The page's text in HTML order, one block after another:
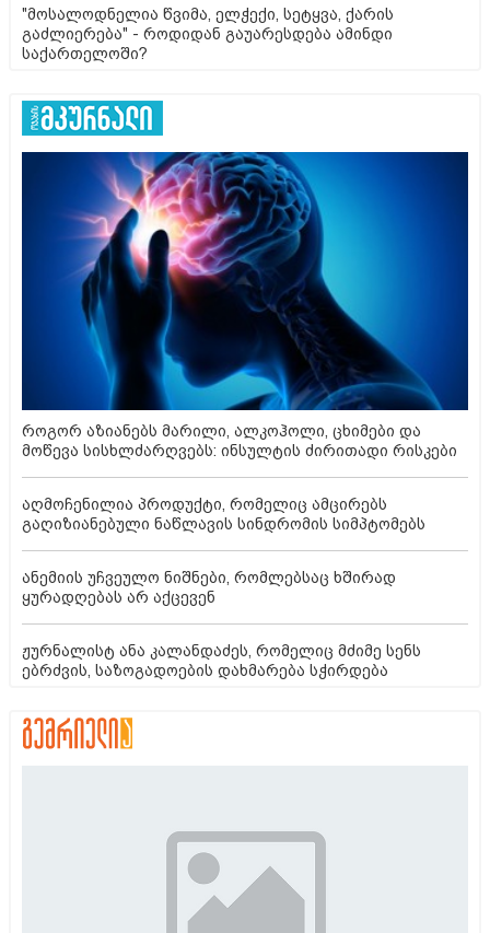
"მოსალოდნელია წვიმა, ელჭექი, სეტყვა, ქარის
გაძლიერება" - როდიდან გაუარესდება ამინდი
საქართელოში?
როგორ აზიანებს მარილი, ალკოჰოლი, ცხიმები და
მოწევა სისხლძარღვებს: ინსულტის ძირითადი რისკები
აღმოჩენილია პროდუქტი, რომელიც ამცირებს
გაღიზიანებული ნაწლავის სინდრომის სიმპტომებს
ანემიის უჩვეულო ნიშნები, რომლებსაც ხშირად
ყურადღებას არ აქცევენ
ჟურნალისტ ანა კალანდაძეს, რომელიც მძიმე სენს
ებრძვის, საზოგადოების დახმარება სჭირდება